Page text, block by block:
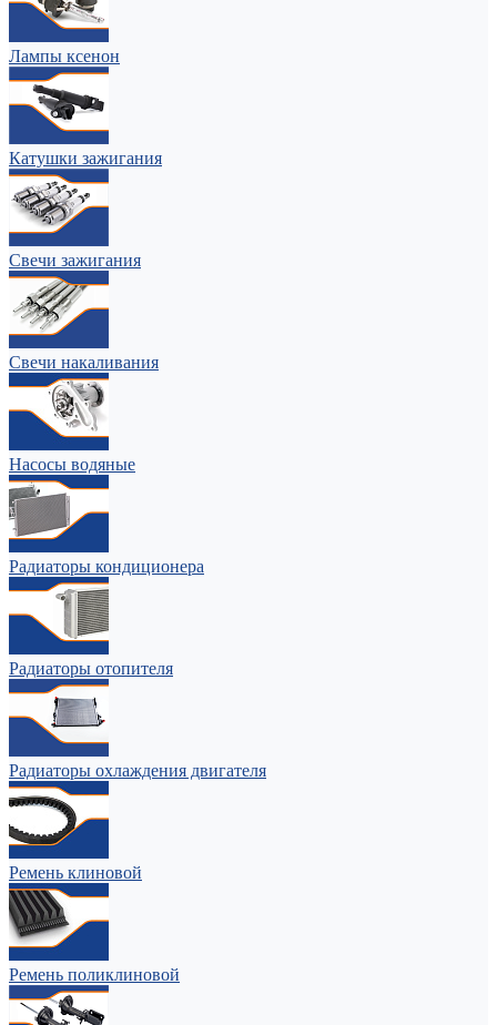
Лампы ксенон
Катушки зажигания
Свечи зажигания
Свечи накаливания
Насосы водяные
Радиаторы кондиционера
Радиаторы отопителя
Радиаторы охлаждения двигателя
Ремень клиновой
Ремень поликлиновой